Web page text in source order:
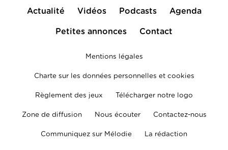
Actualité Vidéos Podcasts Agenda
Petites annonces Contact
Mentions légales
Charte sur les données personnelles et cookies
Règlement des jeux Télécharger notre logo
Zone de diffusion Nous écouter Contactez-nous
Communiquez sur Mélodie La rédaction